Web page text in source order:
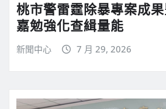
桃市警雷霆除暴專案成
嘉勉強化查緝量能
新聞中心 7 月 29, 2026